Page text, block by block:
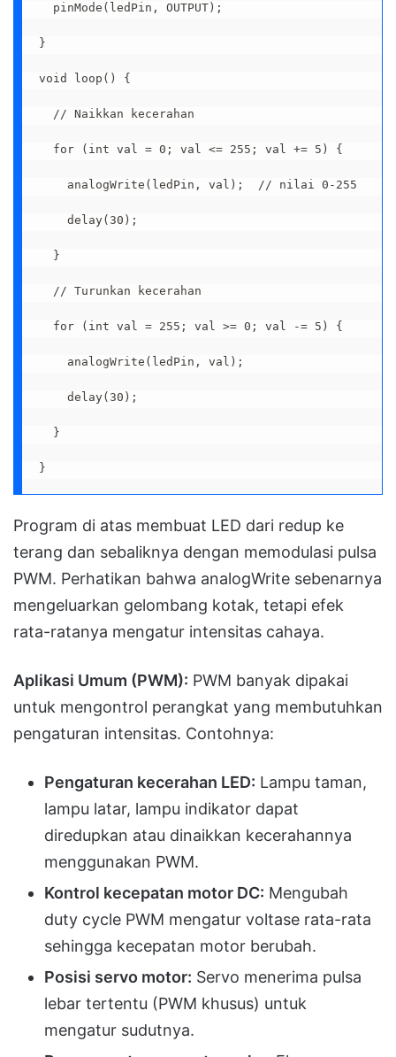
pinMode(ledPin, OUTPUT);
}
void loop() {
// Naikkan kecerahan
for (int val = 0; val <= 255; val += 5) {
analogWrite(ledPin, val);  // nilai 0-255
delay(30);
}
// Turunkan kecerahan
for (int val = 255; val >= 0; val -= 5) {
analogWrite(ledPin, val);
delay(30);
}
}
Program di atas membuat LED dari redup ke
terang dan sebaliknya dengan memodulasi pulsa
PWM. Perhatikan bahwa analogWrite sebenarnya
mengeluarkan gelombang kotak, tetapi efek
rata-ratanya mengatur intensitas cahaya.
Aplikasi Umum (PWM): PWM banyak dipakai
untuk mengontrol perangkat yang membutuhkan
pengaturan intensitas. Contohnya:
Pengaturan kecerahan LED: Lampu taman,
lampu latar, lampu indikator dapat
diredupkan atau dinaikkan kecerahannya
menggunakan PWM.
Kontrol kecepatan motor DC: Mengubah
duty cycle PWM mengatur voltase rata-rata
sehingga kecepatan motor berubah.
Posisi servo motor: Servo menerima pulsa
lebar tertentu (PWM khusus) untuk
mengatur sudutnya.